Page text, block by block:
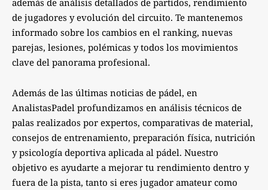
además de análisis detallados de partidos, rendimiento
de jugadores y evolución del circuito. Te mantenemos
informado sobre los cambios en el ranking, nuevas
parejas, lesiones, polémicas y todos los movimientos
clave del panorama profesional.
Además de las últimas noticias de pádel, en
AnalistasPadel profundizamos en análisis técnicos de
palas realizados por expertos, comparativas de material,
consejos de entrenamiento, preparación física, nutrición
y psicología deportiva aplicada al pádel. Nuestro
objetivo es ayudarte a mejorar tu rendimiento dentro y
fuera de la pista, tanto si eres jugador amateur como